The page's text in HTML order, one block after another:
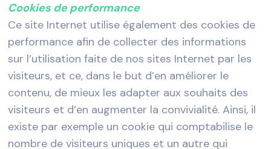
Cookies de performance
Ce site Internet utilise également des cookies de
performance afin de collecter des informations
sur l’utilisation faite de nos sites Internet par les
visiteurs, et ce, dans le but d’en améliorer le
contenu, de mieux les adapter aux souhaits des
visiteurs et d’en augmenter la convivialité. Ainsi, il
existe par exemple un cookie qui comptabilise le
nombre de visiteurs uniques et un autre qui